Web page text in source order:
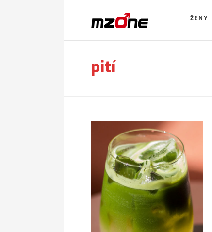
ŽENY
pití